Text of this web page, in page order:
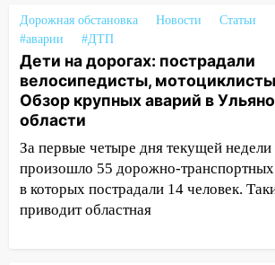
16:51
В Чердаклинском
ремонтируют дороги, ставят
и проводят новое освещение
16:35 В Ульяновске
девять бункеров для
мусора
16:26 В Ульяновске
матч «Волги» под открытым
16:12 В Ульяновском
разработают
Дорожная обстановка Новости
Статьи
#аварии
#ДТП
Дети на дорогах: пострадали
велосипедисты,
Обзор крупных аварий в
области
За первые четыре дня текущей недели
произошло 55 дорожно-
в которых пострадали 14 человек.
приводит областная